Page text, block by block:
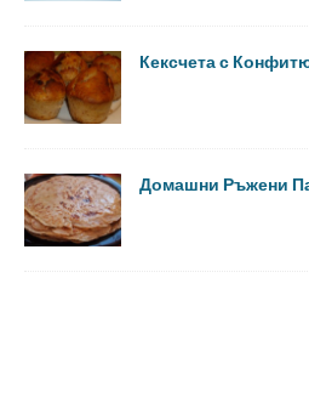
Кексчета с
Домашни Ръжени